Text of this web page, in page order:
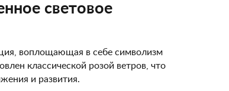
световое
воплощающая в себе символизм
классической розой ветров, что
и развития.